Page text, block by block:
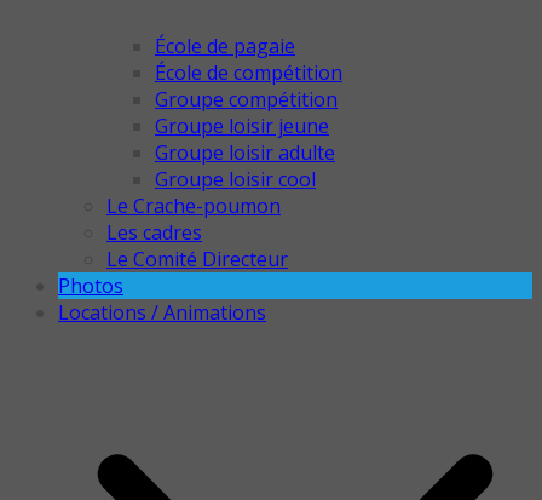
École de pagaie
École de compétition
Groupe compétition
Groupe loisir jeune
Groupe loisir adulte
Groupe loisir cool
Le Crache-poumon
Les cadres
Le Comité Directeur
Photos
Locations / Animations